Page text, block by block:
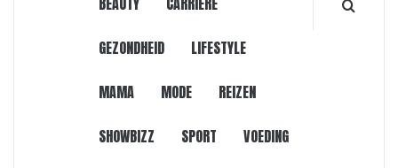
GEZONDHEID LIFESTYLE
MAMA MODE REIZEN
SHOWBIZZ SPORT VOEDING